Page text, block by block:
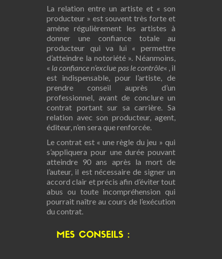
La relation entre un artiste et « son
producteur » est souvent très forte et
amène régulièrement les artistes à
donner une confiance totale au
producteur qui va lui « permettre
d’atteindre la notoriété ». Néanmoins,
« la confiance n’exclue pas le contrôle« , il
est indispensable, pour l’artiste, de
prendre conseil auprès d’un
professionnel, avant de conclure un
contrat portant sur sa carrière. Sa
relation avec son producteur, agent,
éditeur, n’en sera que renforcée.
Le contrat est « une règle du jeu » qui
s’appliquera pour une durée pouvant
atteindre 90 ans après la mort de
l’auteur, il est nécessaire de signer un
accord clair et précis afin d’éviter tout
abus ou toute incompréhension qui
pourrait naître au cours de l’exécution
du contrat.
MES CONSEILS :